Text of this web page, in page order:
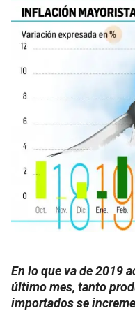
En lo que va de 2019
último mes, tanto
importados se